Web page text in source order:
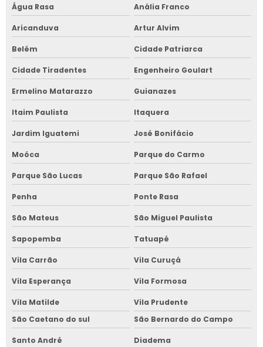
Água Rasa
Anália Franco
Aricanduva Artur Alvim
Belém Cidade Patriarca
Cidade Tiradentes Engenheiro Goulart
Ermelino Matarazzo Guianazes
Itaim Paulista Itaquera
Jardim Iguatemi José Bonifácio
Moóca Parque do Carmo
Parque São Lucas Parque São Rafael
Penha Ponte Rasa
São Mateus São Miguel Paulista
Sapopemba Tatuapé
Vila Carrão Vila Curuçá
Vila Esperança Vila Formosa
Vila Matilde
Vila Prudente
São Caetano do sul
São Bernardo do Campo
Santo André Diadema